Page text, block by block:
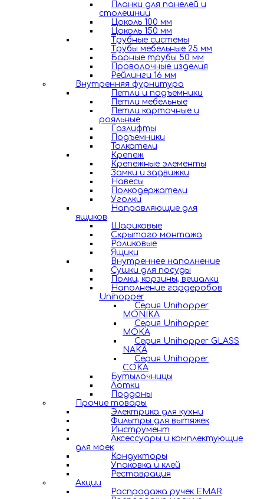
Планки для панелей и
столешниц
Цоколь 100 мм
Цоколь 150 мм
Трубные системы
Трубы мебельные 25 мм
Барные трубы 50 мм
Проволочные изделия
Рейлинги 16 мм
Внутренняя фурнитура
Петли и подъемники
Петли мебельные
Петли карточные и
рояльные
Газлифты
Подъемники
Толкатели
Крепеж
Крепежные элементы
Замки и задвижки
Навесы
Полкодержатели
Уголки
Направляющие для
ящиков
Шариковые
Скрытого монтажа
Роликовые
Ящики
Внутреннее наполнение
Сушки для посуды
Полки, корзины, вешалки
Наполнение гардеробов
Unihopper
Серия Unihopper
MONIKA
Серия Unihopper
MOKA
Серия Unihopper GLASS
NAKA
Серия Unihopper
COKA
Бутылочницы
Лотки
Поддоны
Прочие товары
Электрика для кухни
Фильтры для вытяжек
Инструмент
Аксессуары и комплектующие
для моек
Кондукторы
Упаковка и клей
Реставрация
Акции
Распродажа ручек EMAR